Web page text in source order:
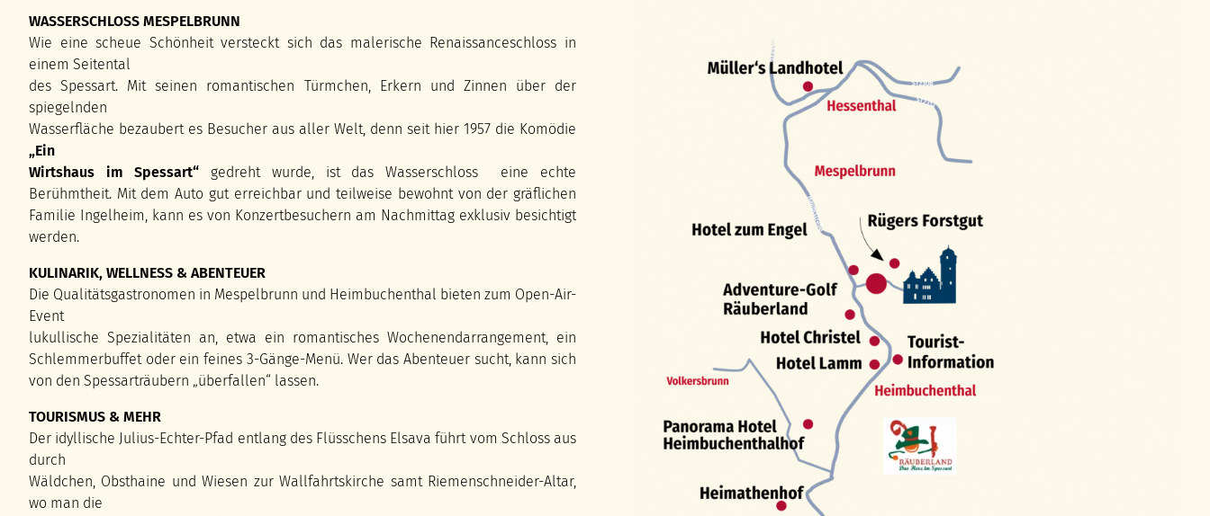
FAQ
WASSERSCHLOSS MESPELBRUNN
Wie eine scheue Schönheit versteckt sich das malerische Renaissanceschloss in
einem Seitental
des Spessart. Mit seinen romantischen Türmchen, Erkern und Zinnen über der
spiegelnden
Wasserfläche bezaubert es Besucher aus aller Welt, denn seit hier 1957 die Komödie
„Ein
Wirtshaus im Spessart“ gedreht wurde, ist das Wasserschloss eine echte
Berühmtheit. Mit dem Auto gut erreichbar und teilweise bewohnt von der gräflichen
Familie Ingelheim, kann es von Konzertbesuchern am Nachmittag exklusiv besichtigt
werden.
KULINARIK, WELLNESS & ABENTEUER
Die Qualitätsgastronomen in Mespelbrunn und Heimbuchenthal bieten zum Open-Air-
Event
lukullische Spezialitäten an, etwa ein romantisches Wochenendarrangement, ein
Schlemmerbuffet oder ein feines 3-Gänge-Menü. Wer das Abenteuer sucht, kann sich
von den Spessarträubern „überfallen“ lassen.
TOURISMUS & MEHR
Der idyllische Julius-Echter-Pfad entlang des Flüsschens Elsava führt vom Schloss aus
durch
Wäldchen, Obsthaine und Wiesen zur Wallfahrtskirche samt Riemenschneider-Altar,
wo man die